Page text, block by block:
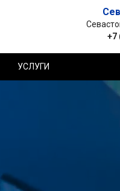
+7
УСЛУГИ